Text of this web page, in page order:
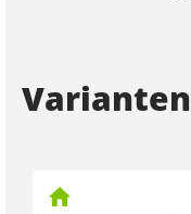
Varianten